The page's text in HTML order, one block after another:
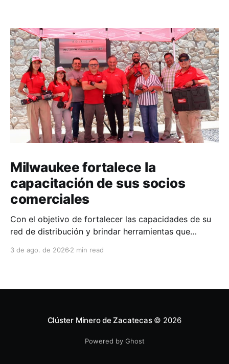
Milwaukee fortalece la
capacitación de sus socios
comerciales
Con el objetivo de fortalecer las capacidades de su
red de distribución y brindar herramientas que
técnico, Milwaukee llevó a cabo una capacitación
3 de ago. de 2026 2 min read
Clúster Minero de Zacatecas© 2026
Powered by Ghost